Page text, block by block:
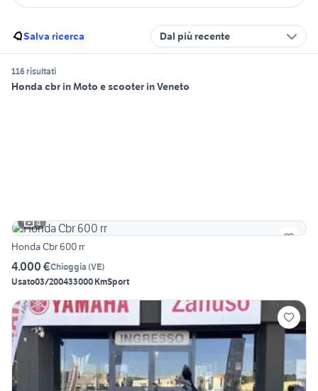
Salva ricerca Dal più recente
116 risultati
Honda cbr in Moto e scooter in Veneto
4
Honda Cbr 600 rr
4.000 €Chioggia (VE)
Usato03/200433000 KmSport